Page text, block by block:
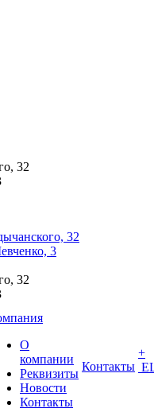
32
32
3
32
О
компании
Реквизиты
Новости
Контакты
Контакты
+